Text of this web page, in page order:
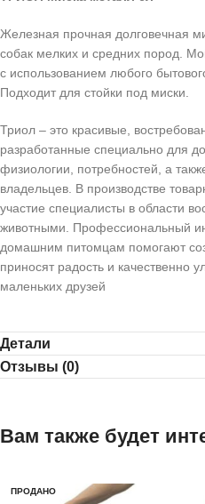
Железная прочная долговечная
собак мелких и средних пород.
с использованием любого
Подходит для стойки под миски.
Триол – это красивые,
разработанные специально для
физиологии, потребностей, а
владельцев. В производстве
участие специалисты в области
животными. Профессиональный
домашним питомцам помогают
приносят радость и качественно
маленьких друзей
Детали
Отзывы (0)
Вам также будет
ПРОДАНО